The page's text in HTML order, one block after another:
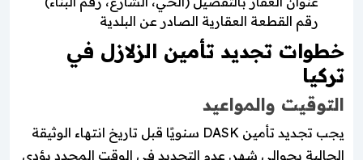
رقم القطعة العقارية الصادر عن البلدية
خطوات تجديد تأمين الزلازل في
تركيا
التوقيت والمواعيد
يجب تجديد تأمين DASK سنويًا قبل تاريخ انتهاء الوثيقة
الحالية بحوالي شهر. عدم التجديد في الوقت المحدد يؤدي